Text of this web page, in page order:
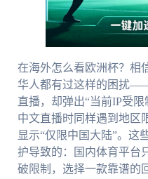
在海外怎么看欧洲杯？相
华人都有过这样的困扰
直播，却弹出“当前IP受
中文直播时同样遇到地区
显示“仅限中国大陆”。这
护导致的：国内体育平台
破限制，选择一款靠谱的